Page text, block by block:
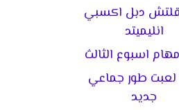
قلتش دبل اكسبي
انليميتد
مهام اسبوع الثالث
لعبت طور جماعي
جديد